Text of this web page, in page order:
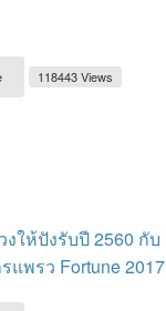
118443 Views
งให้ปังรับปี 2560 กับ
แพรว Fortune 2017